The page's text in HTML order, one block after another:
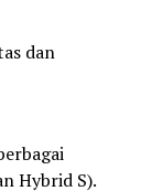
dan
Hybrid S).